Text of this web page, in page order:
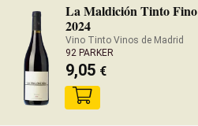
La Maldición Tinto Fino
2024
Vino Tinto Vinos de Madrid
92 PARKER
9,05 €